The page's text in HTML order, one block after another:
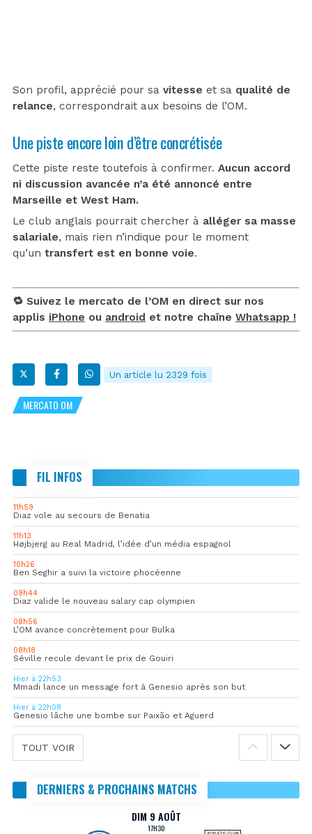
Son profil, apprécié pour sa vitesse et sa qualité de
relance, correspondrait aux besoins de l’OM.
Une piste encore loin d’être concrétisée
Cette piste reste toutefois à confirmer. Aucun accord
ni discussion avancée n’a été annoncé entre
Marseille et West Ham.
Le club anglais pourrait chercher à alléger sa masse
salariale, mais rien n’indique pour le moment
qu’un transfert est en bonne voie.
🔁 Suivez le mercato de l’OM en direct sur nos
applis iPhone ou android et notre chaîne Whatsapp !
Un article lu 2329 fois
MERCATO OM
FIL INFOS
11h59
Diaz vole au secours de Benatia
11h13
Højbjerg au Real Madrid, l’idée d’un média espagnol
10h26
Ben Seghir a suivi la victoire phocéenne
09h44
Diaz valide le nouveau salary cap olympien
08h56
L’OM avance concrètement pour Bulka
08h18
Séville recule devant le prix de Gouiri
Hier à 22h53
Mmadi lance un message fort à Genesio après son but
Hier à 22h08
Genesio lâche une bombe sur Paixão et Aguerd
TOUT VOIR
DERNIERS & PROCHAINS MATCHS
DIM 9 AOÛT
17H30